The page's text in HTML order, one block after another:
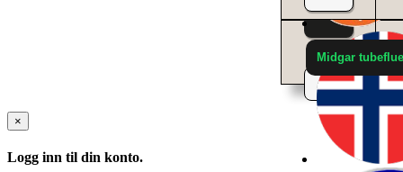
Midgar
News
×
Logg inn til din konto.